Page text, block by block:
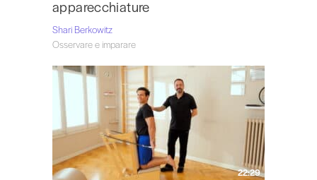
apparecchiature
Shari Berkowitz
Osservare e imparare
22:29